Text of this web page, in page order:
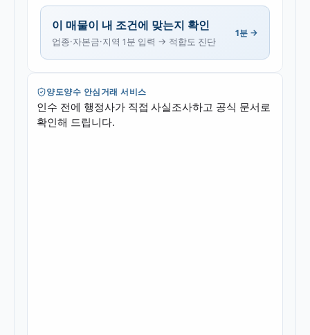
이 매물이 내 조건에 맞는지 확인
업종·자본금·지역 1분 입력 → 적합도 진단
1분 →
양도양수 안심거래 서비스
인수 전에 행정사가 직접 사실조사하고 공식 문서로
확인해 드립니다.